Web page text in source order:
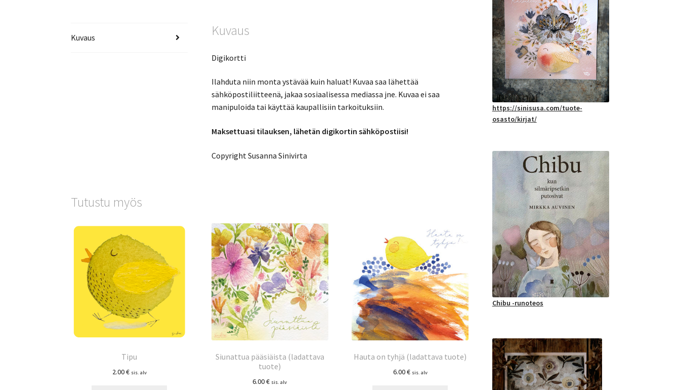
Kuvaus Kuvaus
Digikortti
Ilahduta niin monta ystävää kuin haluat! Kuvaa saa lähettää
sähköpostiliitteenä, jakaa sosiaalisessa mediassa jne. Kuvaa ei saa
manipuloida tai käyttää kaupallisiin tarkoituksiin.
Maksettuasi tilauksen, lähetän digikortin sähköpostiisi!
Copyright Susanna Sinivirta
Tutustu myös
Tipu
2.00€ sis. alv
Siunattua pääsiäista (ladattava
tuote)
6.00€ sis. alv
Hauta on tyhjä (ladattava tuote)
6.00€ sis. alv
https://sinisusa.com/tuote-
osasto/kirjat/
Chibu -runoteos